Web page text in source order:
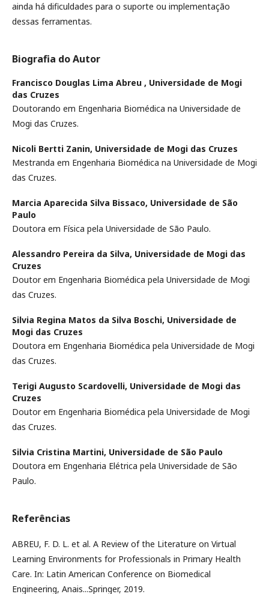
ainda há dificuldades para o suporte ou implementação
dessas ferramentas.
Biografia do Autor
Francisco Douglas Lima Abreu , Universidade de Mogi
das Cruzes
Doutorando em Engenharia Biomédica na Universidade de
Mogi das Cruzes.
Nicoli Bertti Zanin, Universidade de Mogi das Cruzes
Mestranda em Engenharia Biomédica na Universidade de Mogi
das Cruzes.
Marcia Aparecida Silva Bissaco, Universidade de São
Paulo
Doutora em Física pela Universidade de São Paulo.
Alessandro Pereira da Silva, Universidade de Mogi das
Cruzes
Doutor em Engenharia Biomédica pela Universidade de Mogi
das Cruzes.
Silvia Regina Matos da Silva Boschi, Universidade de
Mogi das Cruzes
Doutora em Engenharia Biomédica pela Universidade de Mogi
das Cruzes.
Terigi Augusto Scardovelli, Universidade de Mogi das
Cruzes
Doutor em Engenharia Biomédica pela Universidade de Mogi
das Cruzes.
Silvia Cristina Martini, Universidade de São Paulo
Doutora em Engenharia Elétrica pela Universidade de São
Paulo.
Referências
ABREU, F. D. L. et al. A Review of the Literature on Virtual
Learning Environments for Professionals in Primary Health
Care. In: Latin American Conference on Biomedical
Engineering, Anais...Springer, 2019.